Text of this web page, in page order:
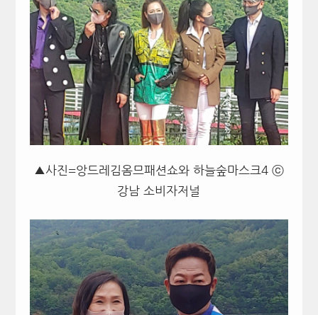
▲사진=앙드레김옴므패션쇼와 하늘숲마스크4 ⓒ
강남 소비자저널